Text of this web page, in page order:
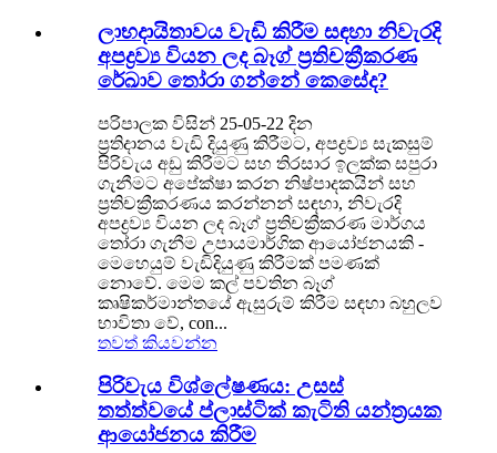
ලාභදායිතාවය වැඩි කිරීම සඳහා නිවැරදි
අපද්‍රව්‍ය වියන ලද බෑග් ප්‍රතිචක්‍රීකරණ
රේඛාව තෝරා ගන්නේ කෙසේද?
පරිපාලක විසින් 25-05-22 දින
ප්‍රතිදානය වැඩි දියුණු කිරීමට, අපද්‍රව්‍ය සැකසුම්
පිරිවැය අඩු කිරීමට සහ තිරසාර ඉලක්ක සපුරා
ගැනීමට අපේක්ෂා කරන නිෂ්පාදකයින් සහ
ප්‍රතිචක්‍රීකරණය කරන්නන් සඳහා, නිවැරදි
අපද්‍රව්‍ය වියන ලද බෑග් ප්‍රතිචක්‍රීකරණ මාර්ගය
තෝරා ගැනීම උපායමාර්ගික ආයෝජනයකි -
මෙහෙයුම් වැඩිදියුණු කිරීමක් පමණක්
නොවේ. මෙම කල් පවතින බෑග්
කෘෂිකර්මාන්තයේ ඇසුරුම් කිරීම සඳහා බහුලව
භාවිතා වේ, con...
තවත් කියවන්න
පිරිවැය විශ්ලේෂණය: උසස්
තත්ත්වයේ ප්ලාස්ටික් කැටිති යන්ත්‍රයක
ආයෝජනය කිරීම